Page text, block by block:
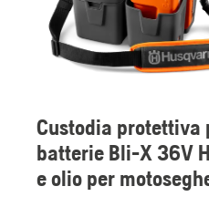
Custodia protettiva
batterie Bli-X 36V
e olio per